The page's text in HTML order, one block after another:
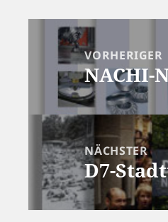
Beitragsnavigation
VORHERIGER
Vorheriger
Beitrag:
NACHI-
NÄCHSTER
Nächster
Beitrag:
D7-